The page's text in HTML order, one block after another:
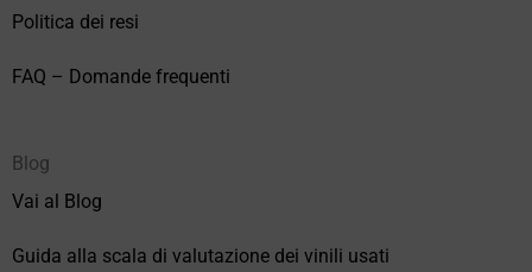
Politica dei resi
FAQ – Domande frequenti
Blog
Vai al Blog
Guida alla scala di valutazione dei vinili usati